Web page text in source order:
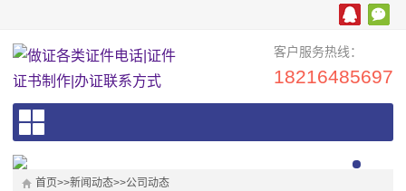
客户服务热线：
18216485697
首页>>新闻动态>>公司动态